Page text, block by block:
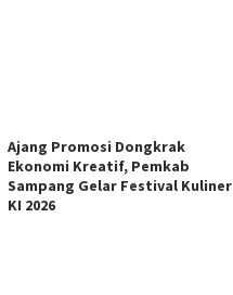
Ajang Promosi Dongkrak
Ekonomi Kreatif, Pemkab
Sampang Gelar Festival Kuliner
KI 2026